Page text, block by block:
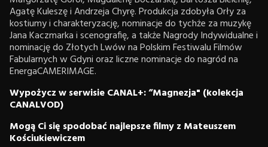
Agatę Kuleszę i Andrzeja Chyrę. Produkcja zdobyła Orły za
kostiumy i charakteryzację, nominacje do tychże za muzykę
Jana Kaczmarka i scenografię, a także Nagrody Indywidualne i
nominację do Złotych Lwów na Polskim Festiwalu Filmów
Fabularnych w Gdyni oraz liczne nominacje do nagród na
EnergaCAMERIMAGE.
Wypożycz w serwisie CANAL+: “Magnezja" (kolekcja
CANALVOD)
Mogą Ci się spodobać najlepsze filmy z Mateuszem
Kościukiewiczem